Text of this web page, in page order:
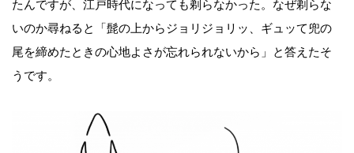
たんですが、江戸時代になっても剃らなかった。なぜ剃らな
いのか尋ねると「髭の上からジョリジョリッ、ギュッて兜の
尾を締めたときの心地よさが忘れられないから」と答えたそ
うです。